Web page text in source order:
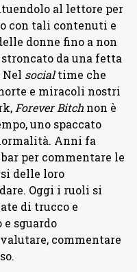
al lettore per
con tali contenuti e
donne fino a non
da una fetta
socialtime che
e miracoli nostri
Forever Bitch non è
uno spaccato
Anni fa
per commentare le
delle loro
Oggi i ruoli si
di trucco e
sguardo
commentare